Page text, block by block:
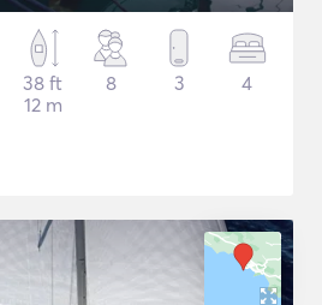
38 ft
12 m
8 3 4